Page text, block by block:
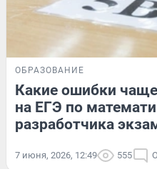
ОБРАЗОВАНИЕ
Какие ошибки
на ЕГЭ по
разработчика
7 июня, 2026, 12:49 555